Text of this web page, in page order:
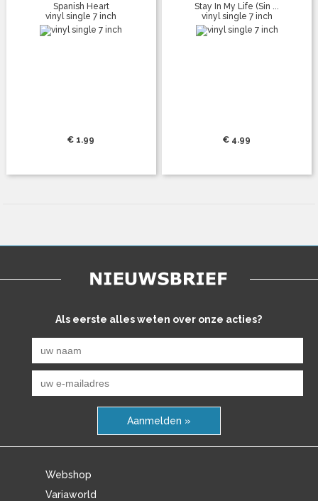
Spanish Heart
vinyl single 7 inch
€ 1.99
Stay In My Life (Sin ...
vinyl single 7 inch
€ 4.99
Als eerste alles weten over onze acties?
Aanmelden »
Webshop
Variaworld